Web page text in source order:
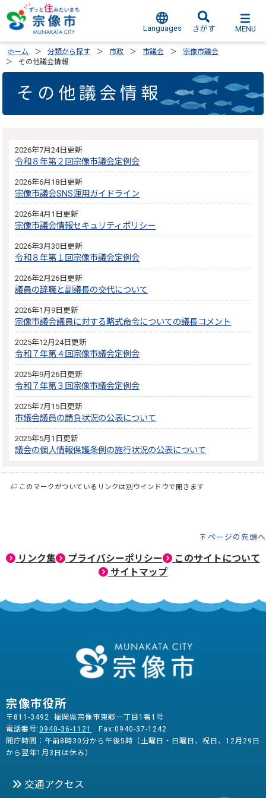
Languages さがす MENU
ホーム 分類から探す 市政 市議会
宗像市議会
その他議会情報
その他議会情報
2026年7月24日更新
令和８年第２回宗像市議会定例会
2026年6月18日更新
宗像市議会SNS運用ガイドライン
2026年4月1日更新
宗像市議会情報セキュリティポリシー
2026年3月30日更新
令和８年第１回宗像市議会定例会
2026年2月26日更新
議員の辞職と副議長の交代について
2026年1月9日更新
宗像市議会議員に対する略式命令についての議長コメント
2025年12月24日更新
令和７年第４回宗像市議会定例会
2025年9月26日更新
令和７年第３回宗像市議会定例会
2025年7月15日更新
市議会議員の請負状況の公表について
2025年5月1日更新
議会の個人情報保護条例の施行状況の公表について
このマークがついているリンクは別ウインドウで開きます
ページの先頭へ
リンク集 プライバシーポリシー
このサイトについて
サイトマップ
宗像市役所
〒811-3492 福岡県宗像市東郷一丁目1番1号
電話番号:0940-36-1121
Fax:0940-37-1242
開庁時間：午前8時30分から午後5時（土曜日・日曜日、祝日、12月29日
から翌年1月3日は休み）
交通アクセス